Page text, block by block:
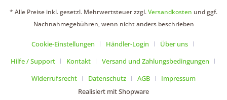
* Alle Preise inkl. gesetzl. Mehrwertsteuer zzgl.Versandkosten und ggf.
Nachnahmegebühren, wenn nicht anders beschrieben
Cookie-Einstellungen Händler-Login
Über uns
Hilfe / Support
Kontakt
Versand und Zahlungsbedingungen
Widerrufsrecht
Datenschutz AGB
Impressum
Realisiert mit Shopware